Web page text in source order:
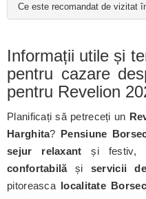
Ce este recomandat de vizitat
Informații utile și
pentru cazare
pentru Revelion
Planificați să petreceți un
Harghita? Pensiune
sejur relaxant și festiv,
confortabilăși servicii
pitoreasca localitate Borsec